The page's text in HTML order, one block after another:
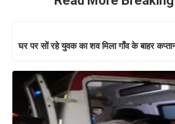
घर पर सों रहे युवक का शव मिला गाँव के बाहर